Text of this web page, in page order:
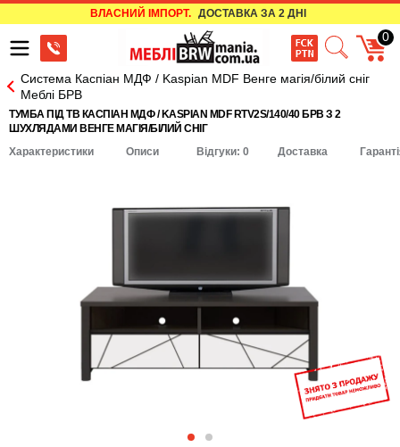
ВЛАСНИЙ ІМПОРТ. ДОСТАВКА ЗА 2 ДНІ
0
Система Каспіан МДФ / Kaspian MDF Венге магія/білий сніг
Меблі БРВ
ТУМБА ПІД ТВ КАСПІАН МДФ / KASPIAN MDF RTV2S/140/40 БРВ З 2
ШУХЛЯДАМИ ВЕНГЕ МАГІЯ/БІЛИЙ СНІГ
Характеристики
Описи Відгуки: 0 Доставка